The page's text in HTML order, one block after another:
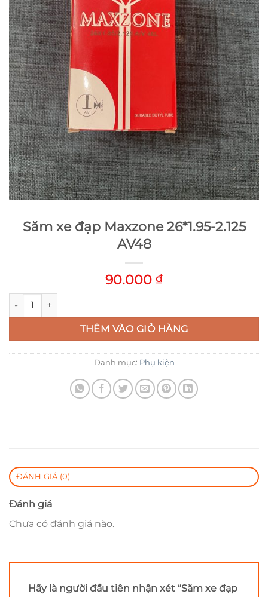
Săm xe đạp Maxzone 26*1.95-2.125
AV48
90.000 ₫
Săm xe đạp Maxzone 26*1.95-2.125 AV48 số lượng
THÊM VÀO GIỎ HÀNG
Danh mục: Phụ kiện
ĐÁNH GIÁ (0)
Đánh giá
Chưa có đánh giá nào.
Hãy là người đầu tiên nhận xét “Săm xe đạp